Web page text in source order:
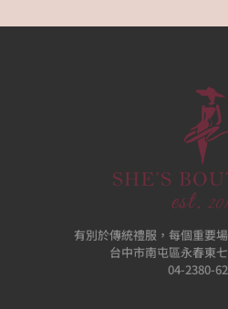
有別於傳統禮服，每個重要
台中市南屯區永春東
04-2380-